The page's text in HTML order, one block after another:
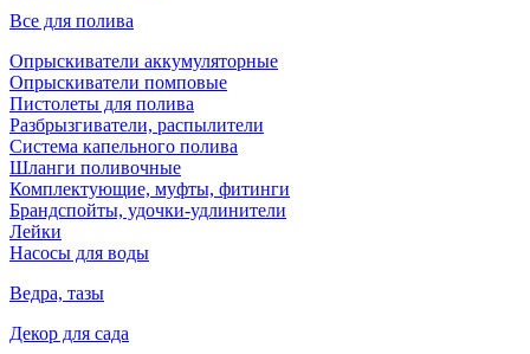
Все для полива
Опрыскиватели аккумуляторные
Опрыскиватели помповые
Пистолеты для полива
Разбрызгиватели, распылители
Система капельного полива
Шланги поливочные
Комплектующие, муфты, фитинги
Брандспойты, удочки-удлинители
Лейки
Насосы для воды
Ведра, тазы
Декор для сада